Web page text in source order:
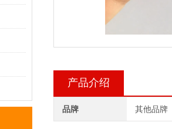
产品介绍
品牌 其他品牌